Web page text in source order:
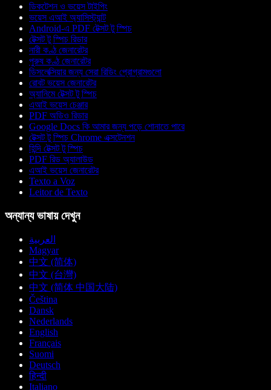
ডিকটেশন ও ভয়েস টাইপিং
ভয়েস এআই অ্যাসিস্ট্যান্ট
Android-এ PDF টেক্সট টু স্পিচ
টেক্সট টু স্পিচ রিডার
নারী কণ্ঠ জেনারেটর
পুরুষ কণ্ঠ জেনারেটর
ডিসলেক্সিয়ার জন্য সেরা রিডিং প্রোগ্রামগুলো
রোবট ভয়েস জেনারেটর
অ্যানিমে টেক্সট টু স্পিচ
এআই ভয়েস চেঞ্জার
PDF অডিও রিডার
Google Docs কি আমার জন্য পড়ে শোনাতে পারে
টেক্সট টু স্পিচ Chrome এক্সটেনশন
হিন্দি টেক্সট টু স্পিচ
PDF রিড অ্যালাউড
এআই ভয়েস জেনারেটর
Texto a Voz
Leitor de Texto
অন্যান্য ভাষায় দেখুন
العربية
Magyar
中文 (简体)
中文 (台灣)
中文 (简体 中国大陆)
Čeština
Dansk
Nederlands
English
Français
Suomi
Deutsch
हिन्दी
Italiano